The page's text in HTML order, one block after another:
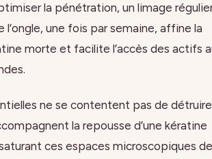
la pénétration, un limage
l’ongle, une fois par semaine, affine la
morte et facilite l’accès des actifs
ne se contentent pas de détruire
la repousse d’une kératine
ces espaces microscopiques de